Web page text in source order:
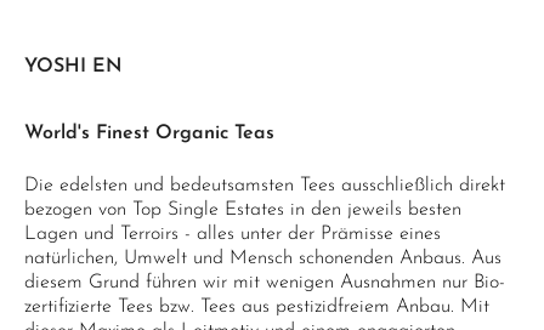
YOSHI EN
World's Finest Organic Teas
Die edelsten und bedeutsamsten Tees ausschließlich direkt
bezogen von Top Single Estates in den jeweils besten
Lagen und Terroirs - alles unter der Prämisse eines
natürlichen, Umwelt und Mensch schonenden Anbaus. Aus
diesem Grund führen wir mit wenigen Ausnahmen nur Bio-
zertifizierte Tees bzw. Tees aus pestizidfreiem Anbau. Mit